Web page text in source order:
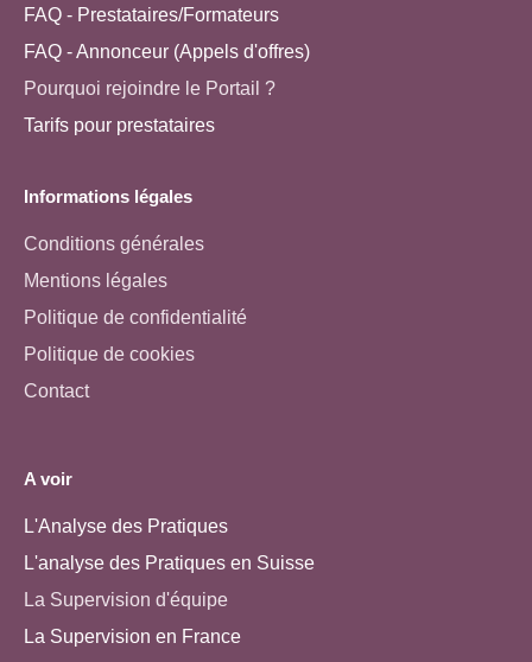
FAQ - Prestataires/Formateurs
FAQ - Annonceur (Appels d'offres)
Pourquoi rejoindre le Portail ?
Tarifs pour prestataires
Informations légales
Conditions générales
Mentions légales
Politique de confidentialité
Politique de cookies
Contact
A voir
L'Analyse des Pratiques
L'analyse des Pratiques en Suisse
La Supervision d'équipe
La Supervision en France